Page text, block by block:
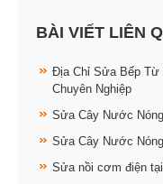
BÀI VIẾT LIÊN
Địa Chỉ Sửa Bếp Từ
Chuyên Nghiệp
Sửa Cây Nước
Sửa Cây Nước
Sửa nồi cơm điện